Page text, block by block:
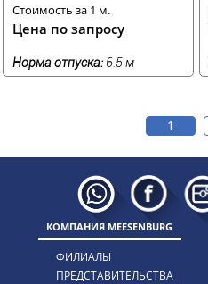
Стоимость за 1 м.
Цена по запросу
Норма отпуска: 6.5 м
1
КОМПАНИЯ MEESENBURG
ФИЛИАЛЫ
ПРЕДСТАВИТЕЛЬСТВА